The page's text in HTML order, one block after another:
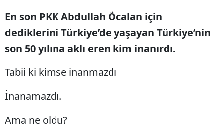
En son PKK Abdullah Öcalan için
dediklerini Türkiye’de yaşayan Türkiye’nin
son 50 yılına aklı eren kim inanırdı.
Tabii ki kimse inanmazdı
İnanamazdı.
Ama ne oldu?